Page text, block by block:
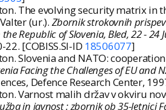
The evolving security matrix in
(ur.). Zbornik strokovnih
Republic of Slovenia, Bled, 22 - 24
[COBISS.SI-ID 18506077]
Slovenia and NATO:
Facing the Challenges of EU and
Defence Research Center,
Varnost malih držav v okviru
in javnost : zbornik ob 35-letnici